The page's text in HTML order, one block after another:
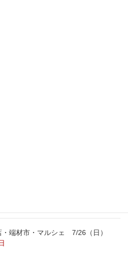
・端材市・マルシェ 7/26（日）